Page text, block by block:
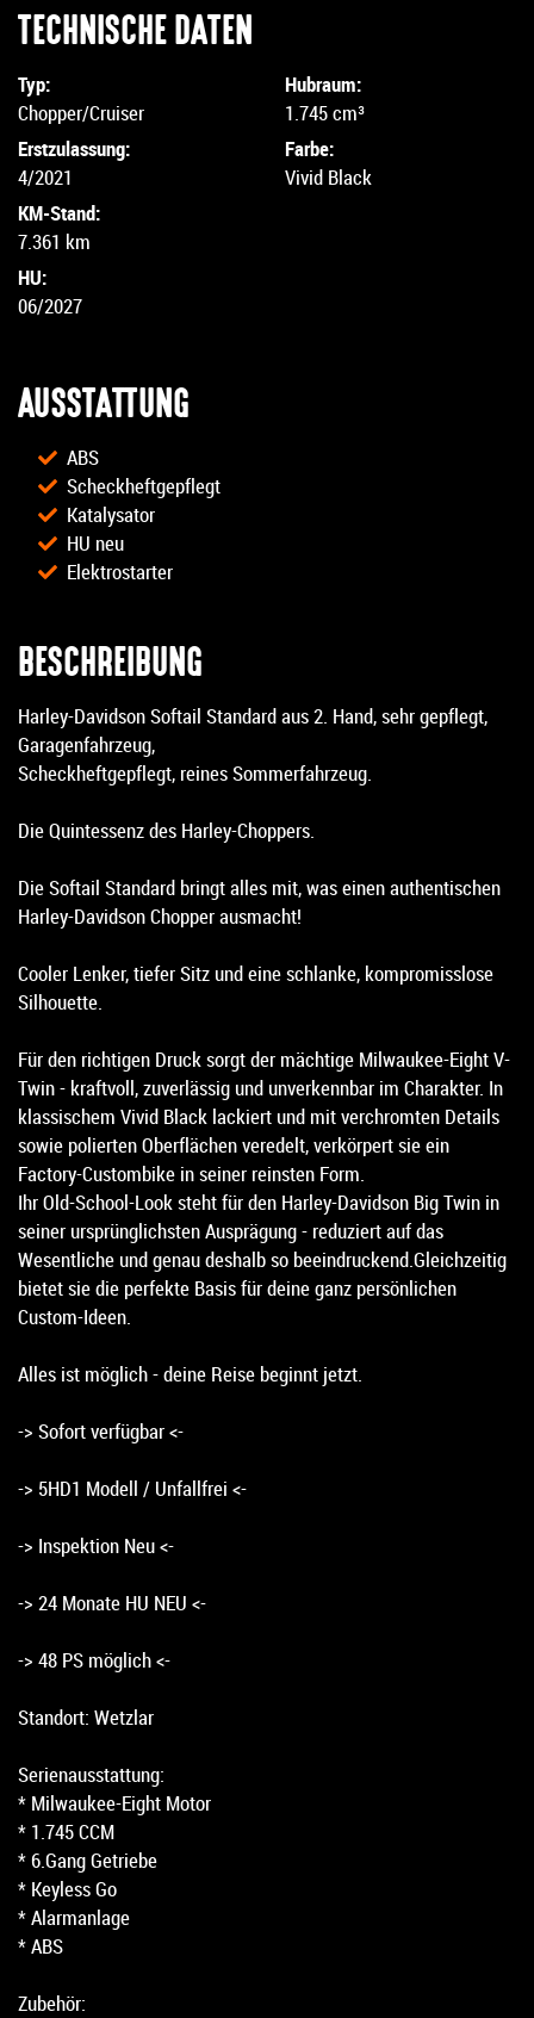
TECHNISCHE DATEN
Typ:
Chopper/Cruiser
Erstzulassung:
4/2021
KM-Stand:
7.361 km
HU:
06/2027
Hubraum:
1.745 cm³
Farbe:
Vivid Black
AUSSTATTUNG
ABS
Scheckheftgepflegt
Katalysator
HU neu
Elektrostarter
BESCHREIBUNG
Harley-Davidson Softail Standard aus 2. Hand, sehr gepflegt,
Garagenfahrzeug,
Scheckheftgepflegt, reines Sommerfahrzeug.
Die Quintessenz des Harley-Choppers.
Die Softail Standard bringt alles mit, was einen authentischen
Harley-Davidson Chopper ausmacht!
Cooler Lenker, tiefer Sitz und eine schlanke, kompromisslose
Silhouette.
Für den richtigen Druck sorgt der mächtige Milwaukee-Eight V-
Twin - kraftvoll, zuverlässig und unverkennbar im Charakter. In
klassischem Vivid Black lackiert und mit verchromten Details
sowie polierten Oberflächen veredelt, verkörpert sie ein
Factory-Custombike in seiner reinsten Form.
Ihr Old-School-Look steht für den Harley-Davidson Big Twin in
seiner ursprünglichsten Ausprägung - reduziert auf das
Wesentliche und genau deshalb so beeindruckend.Gleichzeitig
bietet sie die perfekte Basis für deine ganz persönlichen
Custom-Ideen.
Alles ist möglich - deine Reise beginnt jetzt.
-> Sofort verfügbar <-
-> 5HD1 Modell / Unfallfrei <-
-> Inspektion Neu <-
-> 24 Monate HU NEU <-
-> 48 PS möglich <-
Standort: Wetzlar
Serienausstattung:
* Milwaukee-Eight Motor
* 1.745 CCM
* 6.Gang Getriebe
* Keyless Go
* Alarmanlage
* ABS
Zubehör: